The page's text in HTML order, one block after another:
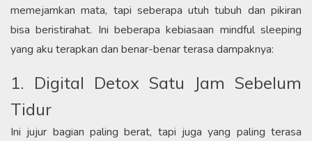
memejamkan mata, tapi seberapa utuh tubuh dan pikiran
bisa beristirahat. Ini beberapa kebiasaan mindful sleeping
yang aku terapkan dan benar-benar terasa dampaknya:
1. Digital Detox Satu Jam Sebelum
Tidur
Ini jujur bagian paling berat, tapi juga yang paling terasa